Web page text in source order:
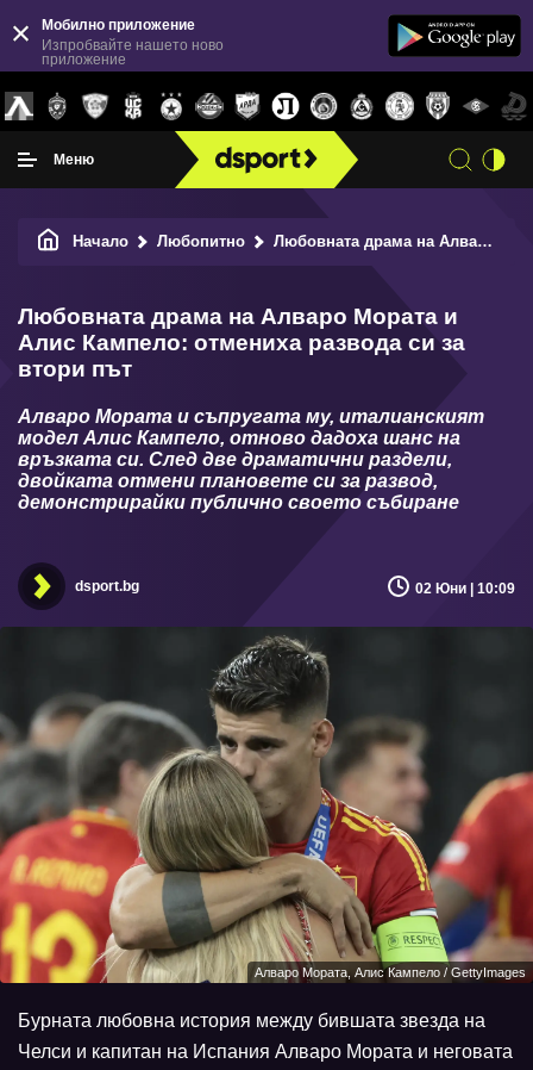
Мобилно приложение
Изпробвайте нашето ново
приложение
Меню
Начало Любопитно Любовната драма на Алваро Мората и Алис Кампело: отмениха развода си за втори път
Любовната драма на Алваро Мората и
Алис Кампело: отмениха развода си за
втори път
Алваро Мората и съпругата му, италианският
модел Алис Кампело, отново дадоха шанс на
връзката си. След две драматични раздели,
двойката отмени плановете си за развод,
демонстрирайки публично своето събиране
dsport.bg 02 Юни | 10:09
Алваро Мората, Алис Кампело / GettyImages
Бурната любовна история между бившата звезда на
Челси и капитан на Испания Алваро Мората и неговата